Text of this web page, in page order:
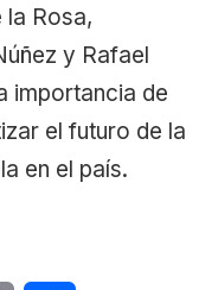
la Rosa,
y Rafael
importancia de
el futuro de la
en el país.